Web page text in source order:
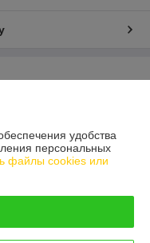
удобства
персональных
файлы cookies или